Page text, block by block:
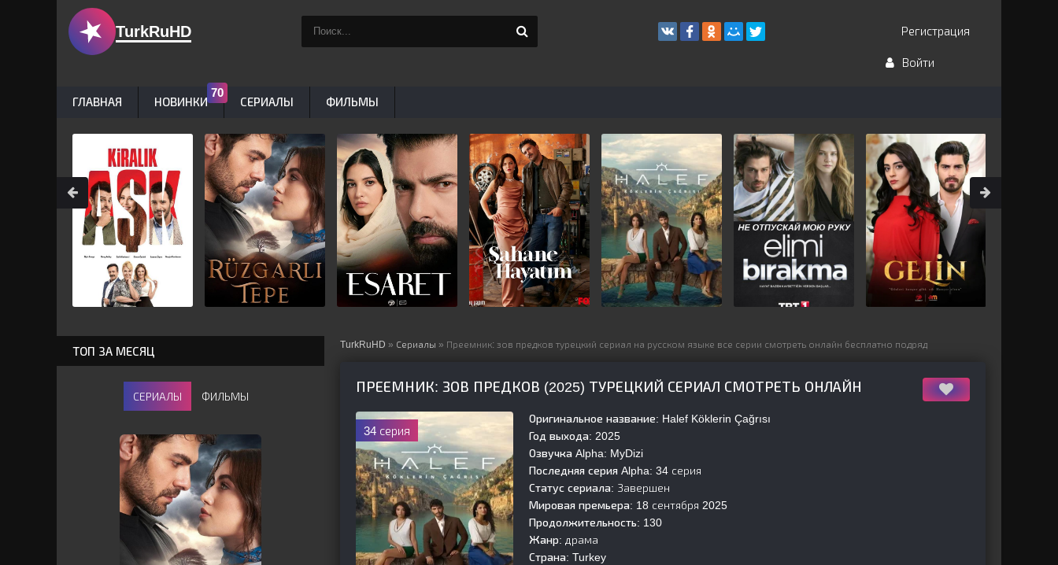
TurkRuHD » Сериалы » Преемник: зов предков турецкий сериал на русском языке все серии смотреть онлайн бесплатно подряд
ПРЕЕМНИК: ЗОВ ПРЕДКОВ (2025) ТУРЕЦКИЙ СЕРИАЛ СМОТРЕТЬ ОНЛАЙН
34 серия
Оригинальное название: Halef Köklerin Çağrısı
Год выхода: 2025
Озвучка Alpha: MyDizi
Последняя серия Alpha: 34 серия
Статус сериала: Завершен
Мировая премьера: 18 сентября 2025
Продолжительность: 130
Жанр: драма
Страна: Turkey
ТОП ЗА МЕСЯЦ
СЕРИАЛЫ ФИЛЬМЫ
TurkRuHD Регистрация
Войти
ГЛАВНАЯ НОВИНКИ СЕРИАЛЫ ФИЛЬМЫ